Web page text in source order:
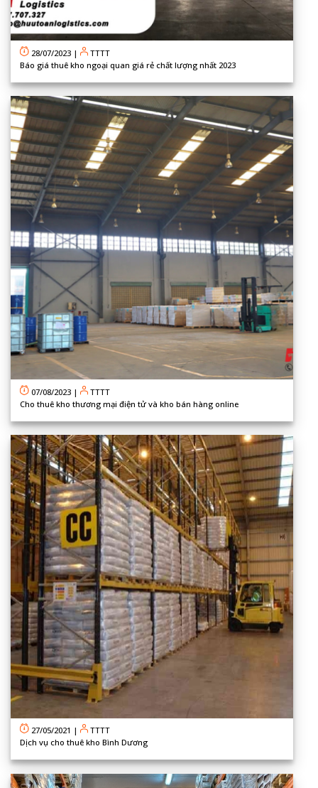
28/07/2023 |
TTTT
Báo giá thuê kho ngoại quan giá rẻ chất lượng nhất 2023
07/08/2023 |
TTTT
Cho thuê kho thương mại điện tử và kho bán hàng online
27/05/2021 |
TTTT
Dịch vụ cho thuê kho Bình Dương